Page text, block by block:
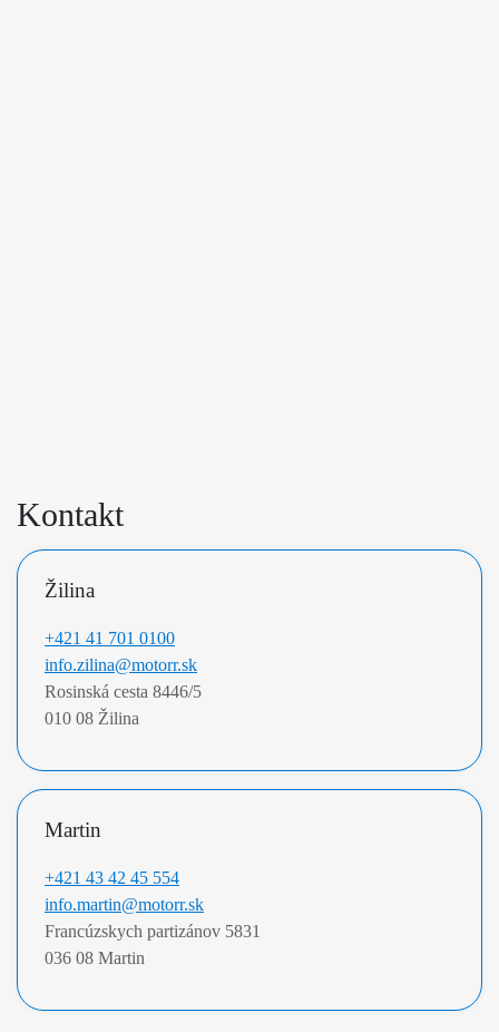
Kontakt
Žilina
+421 41 701 0100
info.zilina@motorr.sk
Rosinská cesta 8446/5
010 08 Žilina
Martin
+421 43 42 45 554
info.martin@motorr.sk
Francúzskych partizánov 5831
036 08 Martin